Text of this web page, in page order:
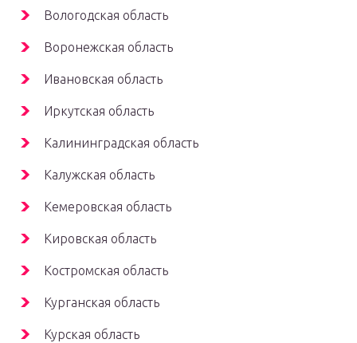
Вологодская область
Воронежская область
Ивановская область
Иркутская область
Калининградская область
Калужская область
Кемеровская область
Кировская область
Костромская область
Курганская область
Курская область